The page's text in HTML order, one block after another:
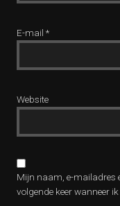
E-mail *
Website
Mijn naam, e-mailadres
volgende keer wanneer